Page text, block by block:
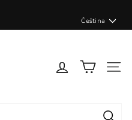
Jazyk
Čeština